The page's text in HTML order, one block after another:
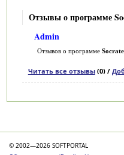
Отзывы о программе
Admin
Отзывов о программе
Читать все отзывы(0) /
© 2002—2026 SOFTPORTAL